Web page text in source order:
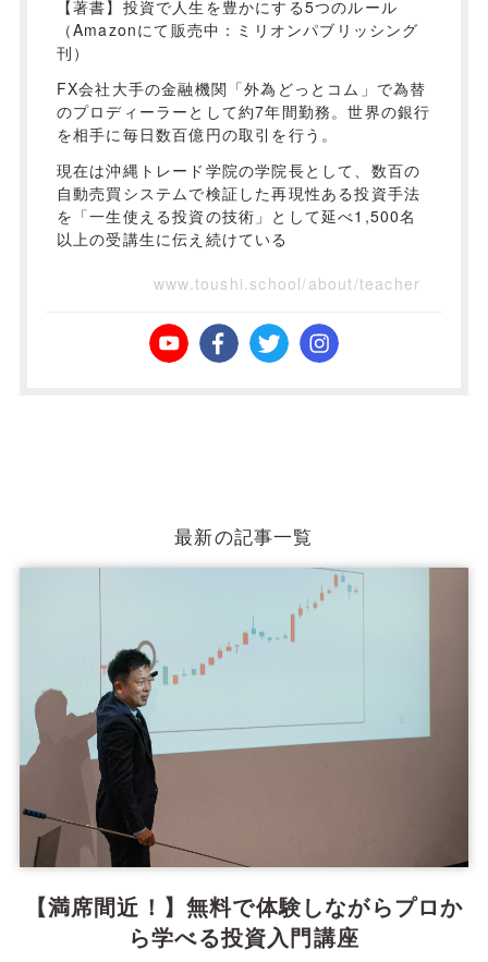
【著書】投資で人生を豊かにする5つのルール
（Amazonにて販売中：ミリオンパブリッシング
刊）
FX会社大手の金融機関「外為どっとコム」で為替
のプロディーラーとして約7年間勤務。世界の銀行
を相手に毎日数百億円の取引を行う。
現在は沖縄トレード学院の学院長として、数百の
自動売買システムで検証した再現性ある投資手法
を「一生使える投資の技術」として延べ1,500名
以上の受講生に伝え続けている
www.toushi.school/about/teacher
最新の記事一覧
【満席間近！】無料で体験しながらプロか
ら学べる投資入門講座